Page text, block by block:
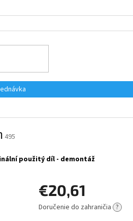
495
použitý díl - demontáž
€20,61
Jednotková
Doručenie do zahraničia ?